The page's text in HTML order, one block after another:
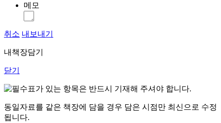
메모
취소 내보내기
내책장담기
닫기
표가 있는 항목은 반드시 기재해 주셔야 합니다.
동일자료를 같은 책장에 담을 경우 담은 시점만 최신으로 수정
됩니다.